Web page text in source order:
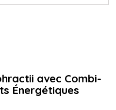
avec Combi-
Énergétiques